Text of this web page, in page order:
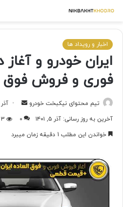
اخبار و رویداد ها
ایران خودرو و
فوری و فروش فوق
تیم محتوای نیکبخت خودرو
آذر ۵, ۱۴۰۱
آخرین به روز رسانی: آذر ۵, ۱۴۰۱
۰
۳
خواندن این مطلب 1 دقیقه زمان میبرد